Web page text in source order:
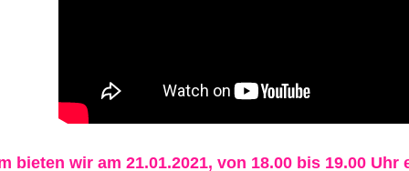
bieten wir am 21.01.2021, von 18.00 bis 19.00